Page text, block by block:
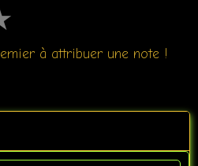
à attribuer une note !